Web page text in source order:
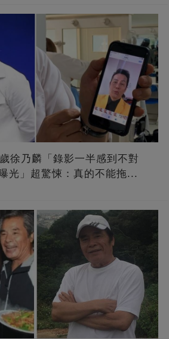
徐乃麟「錄影一半感到不對
光」超驚悚：真的不能拖...